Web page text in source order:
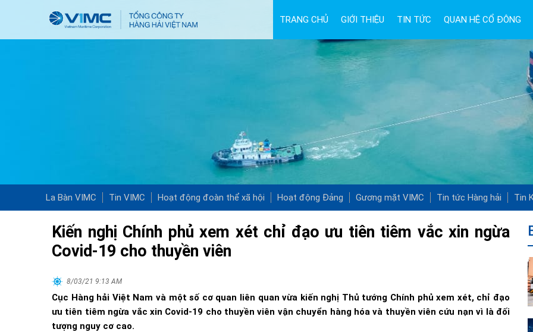
TRANG CHỦ GIỚI THIỆU TIN TỨC QUAN HỆ CỔ ĐÔNG
La Bàn VIMC Tin VIMC Hoạt động đoàn thể xã hội Hoạt động Đảng Gương mặt VIMC Tin tức Hàng hải Tin
Kiến nghị Chính phủ xem xét chỉ đạo ưu tiên tiêm vắc xin ngừa
Covid-19 cho thuyền viên
8/03/21 9:13 AM
Cục Hàng hải Việt Nam và một số cơ quan liên quan vừa kiến nghị Thủ tướng Chính phủ xem xét, chỉ đạo
ưu tiên tiêm ngừa vắc xin Covid-19 cho thuyền viên vận chuyển hàng hóa và thuyền viên cứu nạn vì là đối
tượng nguy cơ cao.